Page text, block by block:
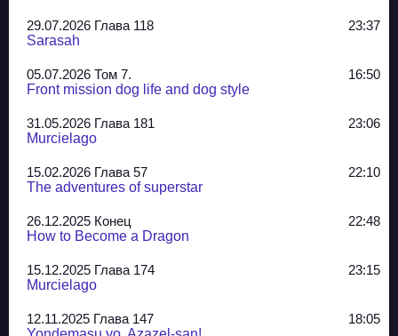
29.07.2026 Глава 118
23:37
Sarasah
05.07.2026 Том 7.
16:50
Front mission dog life and dog style
31.05.2026 Глава 181
23:06
Murcielago
15.02.2026 Глава 57
22:10
The adventures of superstar
26.12.2025 Конец
22:48
How to Become a Dragon
15.12.2025 Глава 174
23:15
Murcielago
12.11.2025 Глава 147
18:05